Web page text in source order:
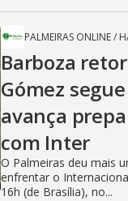
PALMEIRAS ONLINE/
Barboza
Gómez
avança
com Inter
O Palmeiras deu mais
enfrentar o
16h (de Brasília), no...